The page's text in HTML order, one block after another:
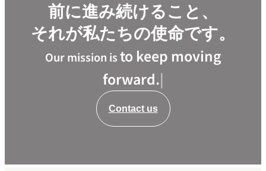
前に進み続けること、
それが私たちの使命です。
Our mission isto keep moving
forward.|
Contact us